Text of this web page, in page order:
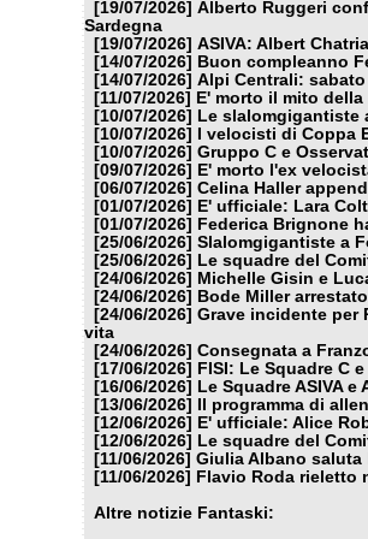
[19/07/2026] Alberto Ruggeri
Sardegna
[19/07/2026] ASIVA: Albert
[14/07/2026]
Buon compleanno
[14/07/2026] Alpi Centrali:
[11/07/2026]
E' morto il mito
[10/07/2026]
Le
[10/07/2026]
I velocisti di Coppa
[10/07/2026] Gruppo C e
[09/07/2026]
E' morto l'ex
[06/07/2026] Celina Haller
[01/07/2026]
E' ufficiale: Lara
[01/07/2026]
Federica Brignone
[25/06/2026] Slalomgigantiste a
[25/06/2026]
Le squadre del
[24/06/2026] Michelle Gisin e
[24/06/2026]
Bode Miller
[24/06/2026] Grave incidente per
vita
[24/06/2026] Consegnata a
[17/06/2026]
FISI: Le Squadre C
[16/06/2026]
Le Squadre ASIVA
[13/06/2026]
Il programma di
[12/06/2026]
E' ufficiale: Alice
[12/06/2026]
Le squadre del
[11/06/2026] Giulia Albano saluta
[11/06/2026]
Flavio Roda rieletto
Altre notizie Fantaski: